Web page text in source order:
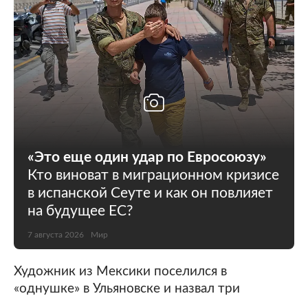
«Это еще один удар по Евросоюзу»
Кто виноват в миграционном кризисе
в испанской Сеуте и как он повлияет
на будущее ЕС?
7 августа 2026 Мир
Художник из Мексики поселился в
«однушке» в Ульяновске и назвал три